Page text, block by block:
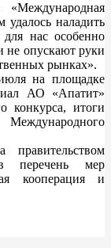
«Международная
удалось наладить
нас особенно
не опускают руки
рынках».
на площадке
АО «Апатит»
конкурса, итоги
перечень мер
кооперация и